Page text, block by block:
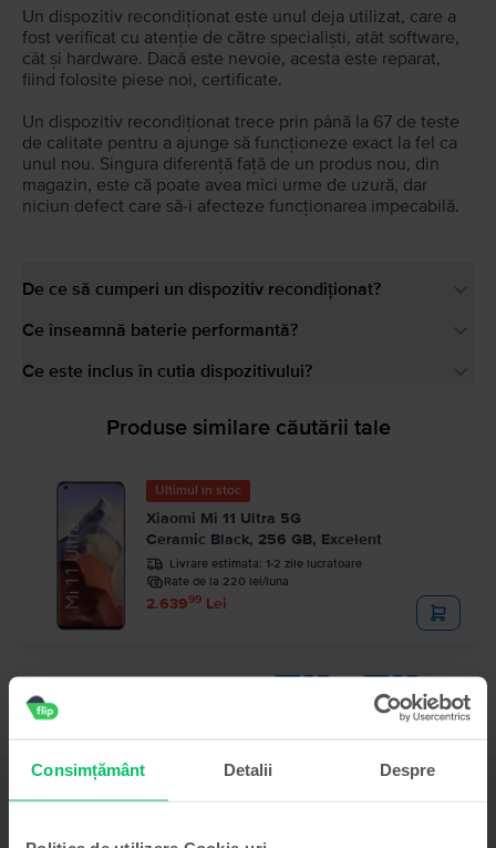
Consimțământ Detalii Despre
Un dispozitiv recondiționat este unul deja utilizat, care a
fost verificat cu atenție de către specialiști, atât software,
cât și hardware. Dacă este nevoie, acesta este reparat,
fiind folosite piese noi, certificate.
Un dispozitiv recondiționat trece prin până la 67 de teste
de calitate pentru a ajunge să funcționeze exact la fel ca
unul nou. Singura diferență față de un produs nou, din
magazin, este că poate avea mici urme de uzură, dar
niciun defect care să-i afecteze funcționarea impecabilă.
De ce să cumperi un dispozitiv recondiționat?
Ce înseamnă baterie performantă?
Ce este inclus în cutia dispozitivului?
Produse similare căutării tale
Ultimul în stoc
Xiaomi Mi 11 Ultra 5G
Ceramic Black, 256 GB, Excelent
Livrare estimata: 1-2 zile lucratoare
Rate de la 220 lei/luna
2.63999 Lei
Descriere